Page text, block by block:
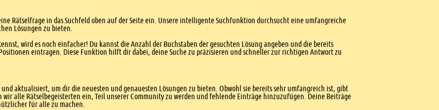
Rätselfrage in das Suchfeld oben auf der Seite ein. Unsere intelligente Suchfunktion durchsucht eine umfangreiche
Lösungen zu bieten.
wird es noch einfacher! Du kannst die Anzahl der Buchstaben der gesuchten Lösung angeben und die bereits
eintragen. Diese Funktion hilft dir dabei, deine Suche zu präzisieren und schneller zur richtigen Antwort zu
aktualisiert, um dir die neuesten und genauesten Lösungen zu bieten. Obwohl sie bereits sehr umfangreich ist, gibt
wir alle Rätselbegeisterten ein, Teil unserer Community zu werden und fehlende Einträge hinzuzufügen. Deine Beiträge
für alle zu machen.